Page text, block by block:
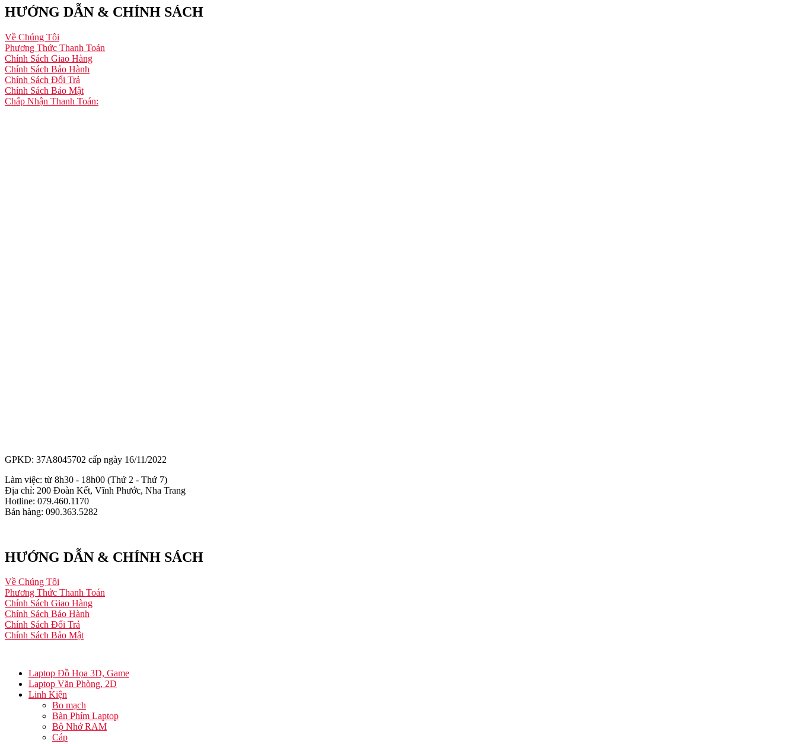
HƯỚNG DẪN & CHÍNH SÁCH
Về Chúng Tôi
Phương Thức Thanh Toán
Chính Sách Giao Hàng
Chính Sách Bảo Hành
Chính Sách Đổi Trả
Chính Sách Bảo Mật
Chấp Nhận Thanh Toán:
GPKD: 37A8045702 cấp ngày 16/11/2022
Làm việc: từ 8h30 - 18h00 (Thứ 2 - Thứ 7)
Địa chỉ: 200 Đoàn Kết, Vĩnh Phước, Nha Trang
Hotline: 079.460.1170
Bán hàng: 090.363.5282
HƯỚNG DẪN & CHÍNH SÁCH
Về Chúng Tôi
Phương Thức Thanh Toán
Chính Sách Giao Hàng
Chính Sách Bảo Hành
Chính Sách Đổi Trả
Chính Sách Bảo Mật
Laptop Đồ Họa 3D, Game
Laptop Văn Phòng, 2D
Linh Kiện
Bo mạch
Bàn Phím Laptop
Bộ Nhớ RAM
Cáp